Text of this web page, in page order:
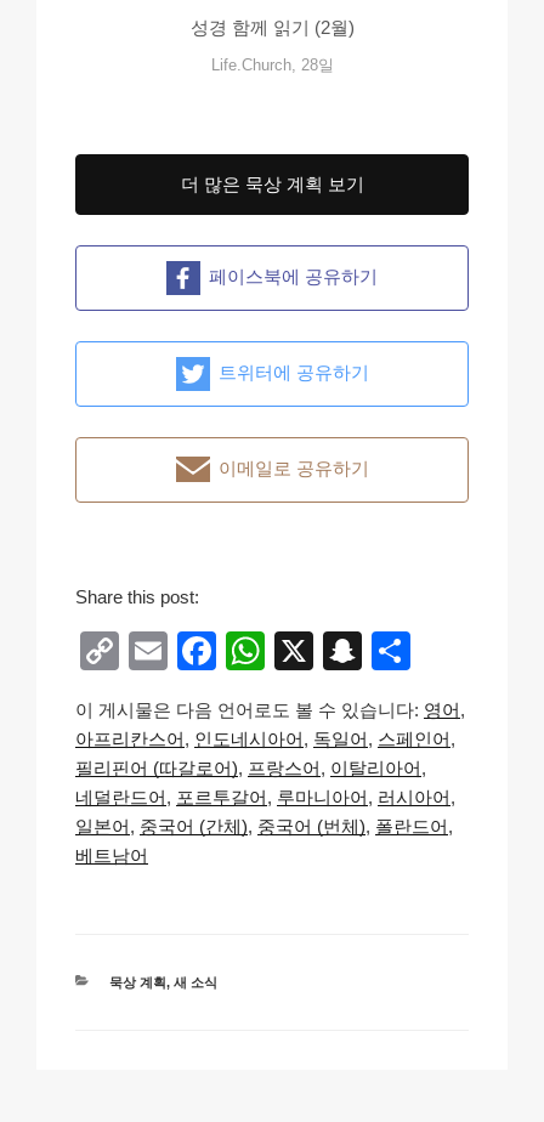
성경 함께 읽기 (2월)
Life.Church, 28일
더 많은 묵상 계획 보기
페이스북에 공유하기
트위터에 공유하기
이메일로 공유하기
Share this post:
C
p
y
Li
n
E
ail
F
c
e
b
o
W
at
s
A
p
X
S
a
p
c
h
ar
e
이 게시물은 다음 언어로도 볼 수 있습니다: 영어
아프리칸스어
인도네시아어 독일어
스페인어
필리핀어 (따갈로어)
프랑스어
이탈리아어
네덜란드어
포르투갈어 루마니아어
러시아어
일본어
중국어 (간체) 중국어 (번체) 폴란드어
베트남어
카
묵상 계획, 새 소식